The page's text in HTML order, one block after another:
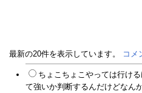
最新の20件を表示しています。 コメ
ちょこちょこやっては行け
て強いか判断するんだけどなん